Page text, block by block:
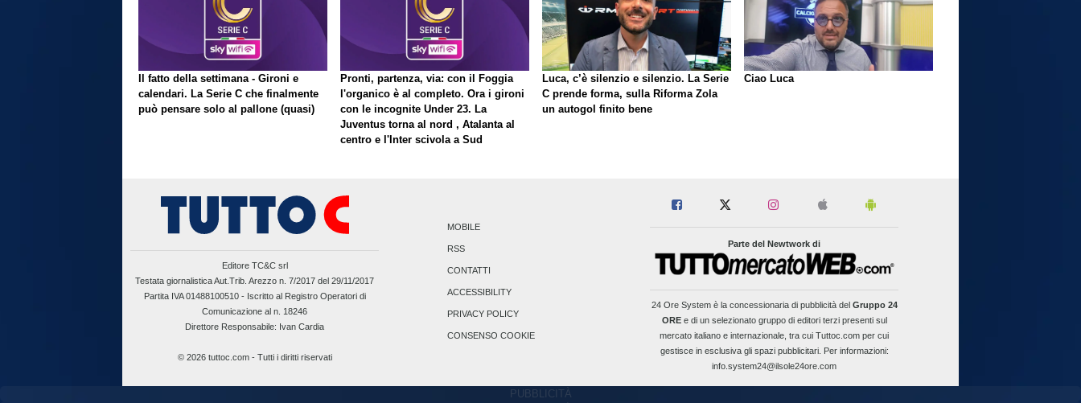
Il fatto della settimana - Gironi e
calendari. La Serie C che finalmente
può pensare solo al pallone (quasi)
Pronti, partenza, via: con il Foggia
l'organico è al completo. Ora i gironi
con le incognite Under 23. La
Juventus torna al nord , Atalanta al
centro e l'Inter scivola a Sud
Luca, c’è silenzio e silenzio. La Serie
C prende forma, sulla Riforma Zola
un autogol finito bene
Ciao Luca
Editore TC&C srl
Testata giornalistica Aut.Trib. Arezzo n. 7/2017 del 29/11/2017
Partita IVA 01488100510 - Iscritto al Registro Operatori di
Comunicazione al n. 18246
Direttore Responsabile: Ivan Cardia
© 2026 tuttoc.com - Tutti i diritti riservati
MOBILE
RSS
CONTATTI
ACCESSIBILITY
PRIVACY POLICY
CONSENSO COOKIE
Parte del Newtwork di
24 Ore Systemè la concessionaria di pubblicità del Gruppo 24
OREe di un selezionato gruppo di editori terzi presenti sul
mercato italiano e internazionale, tra cui Tuttoc.com per cui
gestisce in esclusiva gli spazi pubblicitari. Per informazioni:
info.system24@ilsole24ore.com